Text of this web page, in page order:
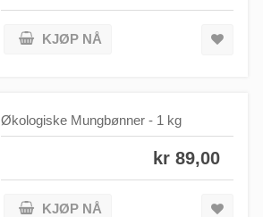
KJØP NÅ
Økologiske Mungbønner - 1 kg
kr 89,00
KJØP NÅ